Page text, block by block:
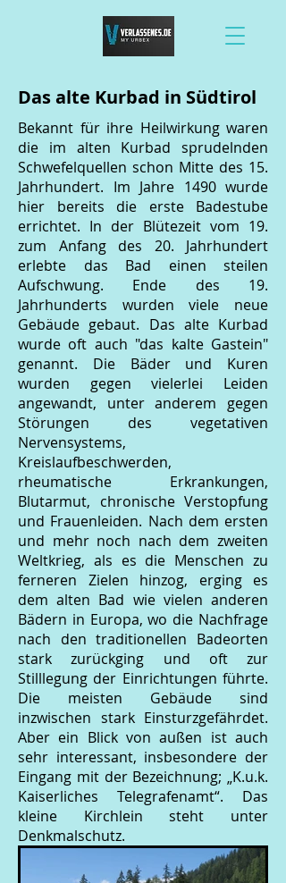
Das alte Kurbad in Südtirol
Bekannt für ihre Heilwirkung waren
die im alten Kurbad sprudelnden
Schwefelquellen schon Mitte des 15.
Jahrhundert. Im Jahre 1490 wurde
hier bereits die erste Badestube
errichtet. In der Blütezeit vom 19.
zum Anfang des 20. Jahrhundert
erlebte das Bad einen steilen
Aufschwung. Ende des 19.
Jahrhunderts wurden viele neue
Gebäude gebaut. Das alte Kurbad
wurde oft auch "das kalte Gastein"
genannt. Die Bäder und Kuren
wurden gegen vielerlei Leiden
angewandt, unter anderem gegen
Störungen des vegetativen
Nervensystems,
Kreislaufbeschwerden,
rheumatische Erkrankungen,
Blutarmut, chronische Verstopfung
und Frauenleiden. Nach dem ersten
und mehr noch nach dem zweiten
Weltkrieg, als es die Menschen zu
ferneren Zielen hinzog, erging es
dem alten Bad wie vielen anderen
Bädern in Europa, wo die Nachfrage
nach den traditionellen Badeorten
stark zurückging und oft zur
Stilllegung der Einrichtungen führte.
Die meisten Gebäude sind
inzwischen stark Einsturzgefährdet.
Aber ein Blick von außen ist auch
sehr interessant, insbesondere der
Eingang mit der Bezeichnung; „K.u.k.
Kaiserliches Telegrafenamt“. Das
kleine Kirchlein steht unter
Denkmalschutz.